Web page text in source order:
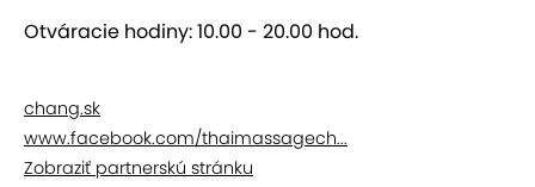
uponáhľaného dňa. O vaše telo, zmysly aj ducha
Otváracie hodiny: 10.00 - 20.00 hod.
chang.sk
www.facebook.com/thaimassagech...
Zobraziť partnerskú stránku